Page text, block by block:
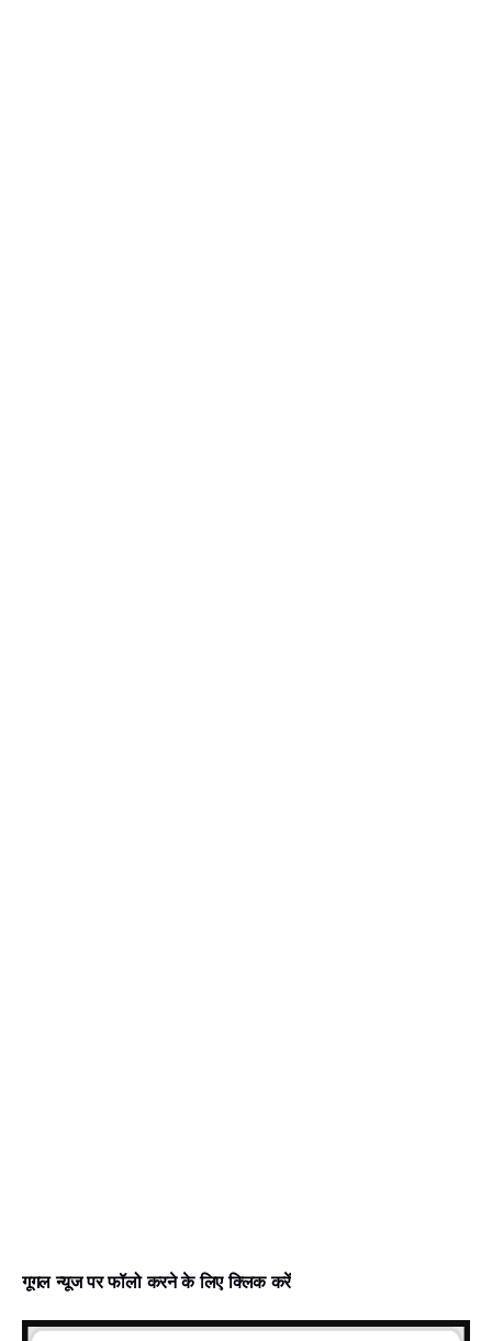
गूगल न्‍यूज पर फॉलो करने के लिए क्लिक करें